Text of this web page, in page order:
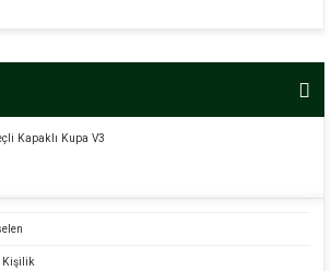
Kapaklı Kupa V3
Kişilik